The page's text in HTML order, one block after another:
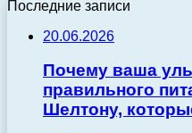
Последние записи
20.06.2026
Почему ваша
правильного
Шелтону,